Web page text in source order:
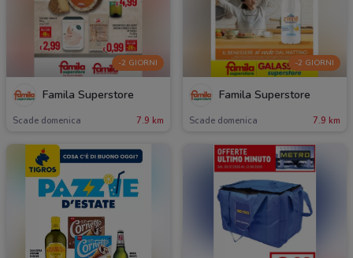
-2 GIORNI
Famila Superstore
Scade domenica 7.9 km
-2 GIORNI
Famila Superstore
Scade domenica 7.9 km